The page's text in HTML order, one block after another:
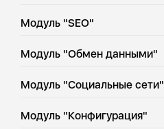
Модуль "SEO"
Модуль "Обмен данными"
Модуль "Социальные сети"
Модуль "Конфигурация"